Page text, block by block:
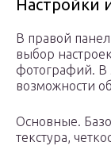
Настройки
В правой
выбор
фотографий. В
возможности
Основные.
текстура,